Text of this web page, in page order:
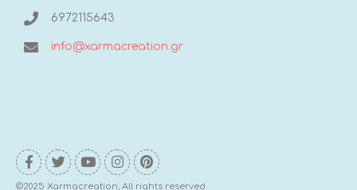
6972115643
info@xarmacreation.gr
©2025 Xarmacreation, All rights reserved